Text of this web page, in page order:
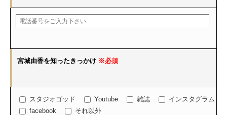
宮城由香を知ったきっかけ ※必須
スタジオゴッド Youtube 雑誌
インスタグラム
facebook
それ以外